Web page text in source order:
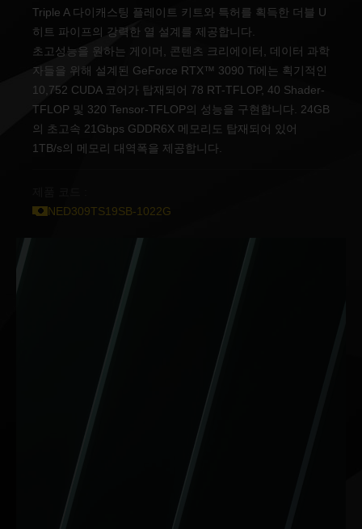
Triple A 다이캐스팅 플레이트 키트와 특허를 획득한 더블 U
히트 파이프의 강력한 열 설계를 제공합니다.
초고성능을 원하는 게이머, 콘텐츠 크리에이터, 데이터 과학
자들을 위해 설계된 GeForce RTX™ 3090 Ti에는 획기적인
10,752 CUDA 코어가 탑재되어 78 RT-TFLOP, 40 Shader-
TFLOP 및 320 Tensor-TFLOP의 성능을 구현합니다. 24GB
의 초고속 21Gbps GDDR6X 메모리도 탑재되어 있어
1TB/s의 메모리 대역폭을 제공합니다.
NED309TS19SB-1022G
오직 GeForce RTX™